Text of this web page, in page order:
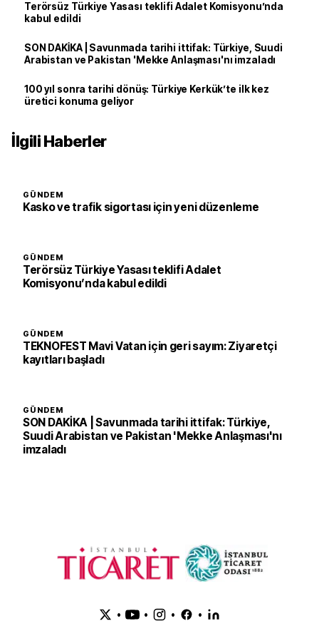
Terörsüz Türkiye Yasası teklifi Adalet Komisyonu’nda
kabul edildi
SON DAKİKA | Savunmada tarihi ittifak: Türkiye, Suudi
Arabistan ve Pakistan 'Mekke Anlaşması'nı imzaladı
100 yıl sonra tarihi dönüş: Türkiye Kerkük’te ilk kez
üretici konuma geliyor
İlgili Haberler
GÜNDEM
Kasko ve trafik sigortası için yeni düzenleme
GÜNDEM
Terörsüz Türkiye Yasası teklifi Adalet
Komisyonu’nda kabul edildi
GÜNDEM
TEKNOFEST Mavi Vatan için geri sayım: Ziyaretçi
kayıtları başladı
GÜNDEM
SON DAKİKA | Savunmada tarihi ittifak: Türkiye,
Suudi Arabistan ve Pakistan 'Mekke Anlaşması'nı
imzaladı
• • • •